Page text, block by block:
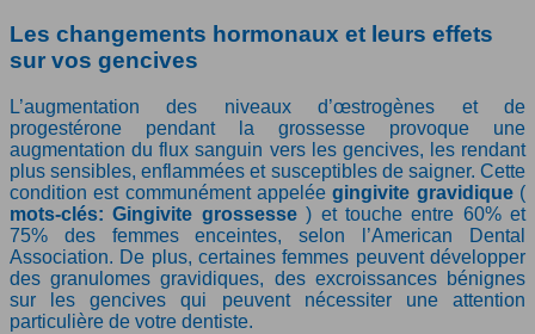
Les changements hormonaux et leurs effets
sur vos gencives
L’augmentation des niveaux d’œstrogènes et de
progestérone pendant la grossesse provoque une
augmentation du flux sanguin vers les gencives, les rendant
plus sensibles, enflammées et susceptibles de saigner. Cette
condition est communément appeléegingivite gravidique (
mots-clés: Gingivite grossesse) et touche entre 60% et
75% des femmes enceintes, selon l’American Dental
Association. De plus, certaines femmes peuvent développer
des granulomes gravidiques, des excroissances bénignes
sur les gencives qui peuvent nécessiter une attention
particulière de votre dentiste.